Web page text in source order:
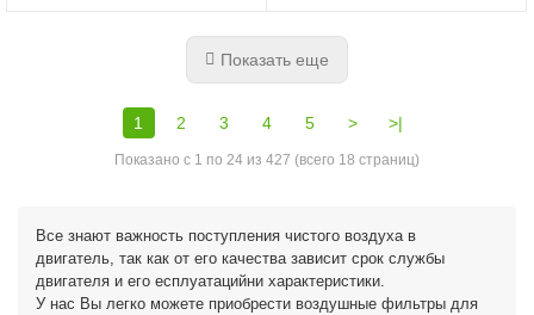
Показать еще
1 2 3 4 5 > >|
Показано с 1 по 24 из 427 (всего 18 страниц)
Все знают важность поступления чистого воздуха в
двигатель, так как от его качества зависит срок службы
двигателя и его есплуатацийни характеристики.
У нас Вы легко можете приобрести воздушные фильтры для